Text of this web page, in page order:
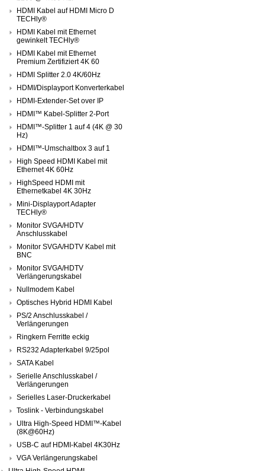
HDMI Kabel auf HDMI Micro D
TECHly®
HDMI Kabel mit Ethernet
gewinkelt TECHly®
HDMI Kabel mit Ethernet
Premium Zertifiziert 4K 60
HDMI Splitter 2.0 4K/60Hz
HDMI/Displayport Konverterkabel
HDMI-Extender-Set over IP
HDMI™ Kabel-Splitter 2-Port
HDMI™-Splitter 1 auf 4 (4K @ 30
Hz)
HDMI™-Umschaltbox 3 auf 1
High Speed HDMI Kabel mit
Ethernet 4K 60Hz
HighSpeed HDMI mit
Ethernetkabel 4K 30Hz
Mini-Displayport Adapter
TECHly®
Monitor SVGA/HDTV
Anschlusskabel
Monitor SVGA/HDTV Kabel mit
BNC
Monitor SVGA/HDTV
Verlängerungskabel
Nullmodem Kabel
Optisches Hybrid HDMI Kabel
PS/2 Anschlusskabel /
Verlängerungen
Ringkern Ferritte eckig
RS232 Adapterkabel 9/25pol
SATA Kabel
Serielle Anschlusskabel /
Verlängerungen
Serielles Laser-Druckerkabel
Toslink - Verbindungskabel
Ultra High-Speed HDMI™-Kabel
(8K@60Hz)
USB-C auf HDMI-Kabel 4K30Hz
VGA Verlängerungskabel